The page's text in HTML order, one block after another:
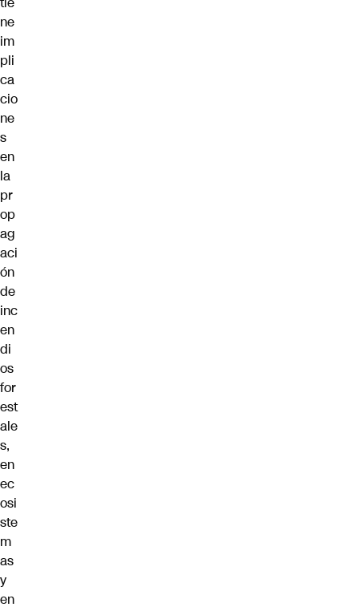
ne
im
pli
ca
cio
ne
s
en
la
pr
op
ag
aci
ón
de
inc
en
di
os
for
est
ale
s,
en
ec
osi
ste
m
as
y
en